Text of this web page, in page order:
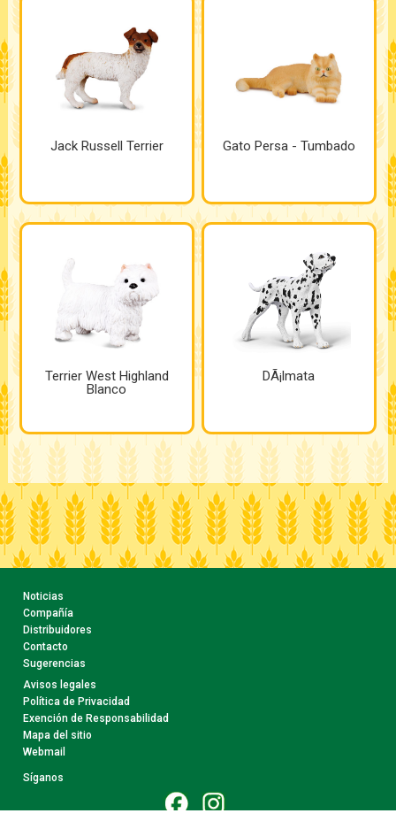
Jack Russell Terrier Gato Persa - Tumbado
Terrier West Highland
Blanco
DÃ¡lmata
Noticias
Compañía
Distribuidores
Contacto
Sugerencias
Avisos legales
Política de Privacidad
Exención de Responsabilidad
Mapa del sitio
Webmail
Síganos